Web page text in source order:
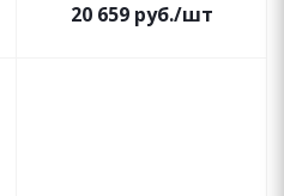
20 659 руб./шт